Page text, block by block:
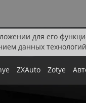
для его
данных
ZXAuto Zotye